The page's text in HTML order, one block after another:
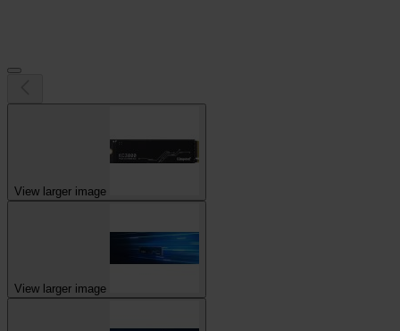
View larger image
View larger image